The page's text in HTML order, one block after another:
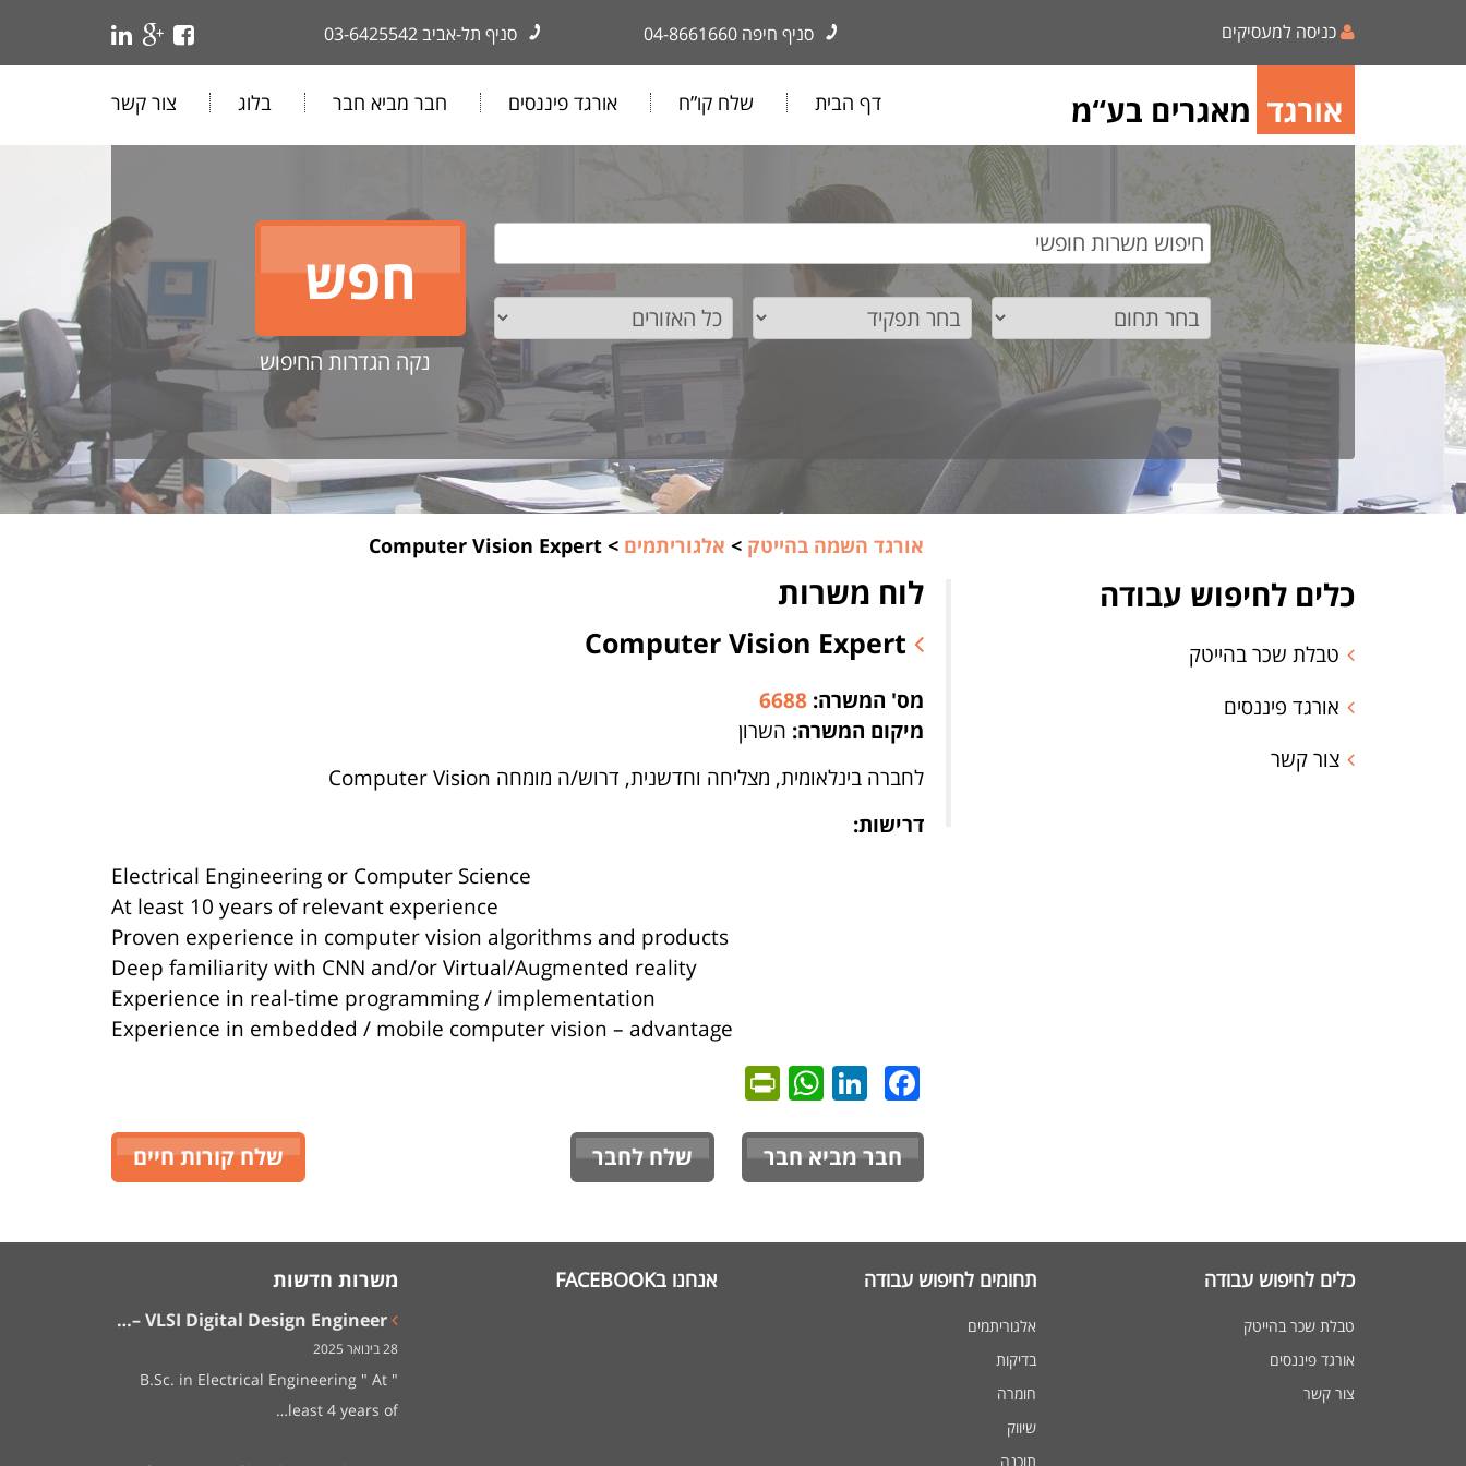
כניסה למעסיקים סניף חיפה 04-8661660 סניף תל-אביב03-6425542
דף הבית שלח קו”ח אורגד פיננסים חבר מביא חבר בלוג צור קשר
נקה הגדרות החיפוש
אורגד השמה בהייטק > אלגוריתמים >
Computer Vision Expert
לוח משרות
מס' המשרה: 6688
מיקום המשרה: השרון
לחברה בינלאומית, מצליחה וחדשנית, דרוש/ה מומחה Computer Vision
דרישות:
Electrical Engineering or Computer Science
At least 10 years of relevant experience
Proven experience in computer vision algorithms and products
Deep familiarity with CNN and/or Virtual/Augmented reality
Experience in real-time programming / implementation
Experience in embedded / mobile computer vision – advantage
Facebook
LinkedIn
WhatsApp
חבר מביא חבר שלח לחבר שלח קורות חיים
כלים לחיפוש עבודה
טבלת שכר בהייטק
אורגד פיננסים
צור קשר
כלים לחיפוש עבודה
טבלת שכר בהייטק
אורגד פיננסים
צור קשר
תחומים לחיפוש עבודה
אלגוריתמים
בדיקות
חומרה
שיווק
תוכנה
אנחנו בFACEBOOK משרות חדשות
VLSI Digital Design Engineer –…
28 בינואר 2025
" B.Sc. in Electrical Engineering " At
least 4 years of…